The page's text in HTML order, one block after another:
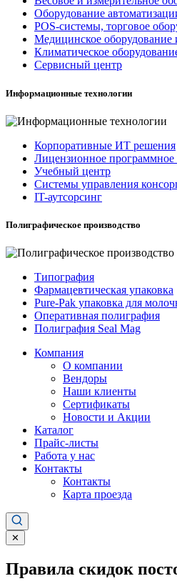
Оборудование
POS-системы, торговое
Медицинское оборудование
Климатическое
Сервисный центр
Информационные технологии
Корпоративные ИТ решения
Лицензионное программное
Учебный центр
Системы управления
IT-аутсорсинг
Полиграфическое производство
Типография
Фармацевтическая упаковка
Pure-Pak упаковка для
Оперативная полиграфия
Полиграфия Seal Mag
Компания
О компании
Вендоры
Наши клиенты
Сертификаты
Новости и Акции
Каталог
Прайс-листы
Работа у нас
Контакты
Контакты
Карта проезда
✕
Правила скидок